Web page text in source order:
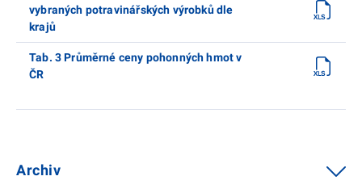
vybraných potravinářských výrobků dle
krajů
Tab. 3 Průměrné ceny pohonných hmot v
ČR
Archiv